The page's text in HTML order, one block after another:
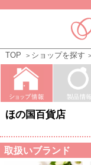
TOP ショップを探す
ほの国百貨店
取扱いブランド